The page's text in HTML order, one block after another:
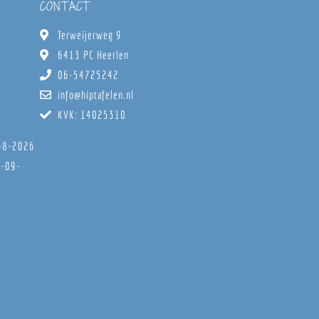
2026
09-
CONTACT
Terweijerweg 9
6413 PC Heerlen
06-54725242
info@hiptafelen.nl
KVK: 14025310